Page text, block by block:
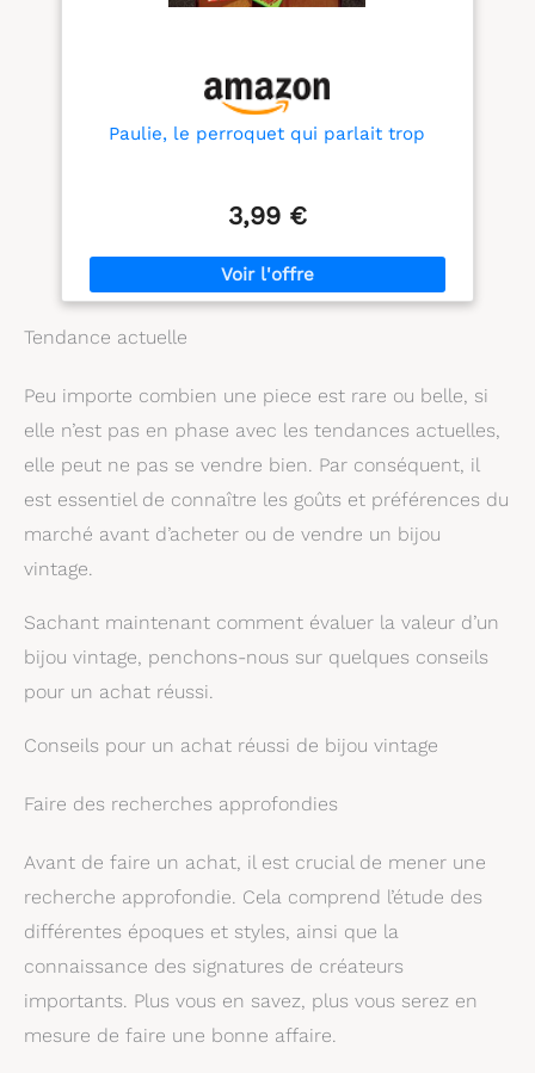
Paulie, le perroquet qui parlait trop
3,99 €
Tendance actuelle
Peu importe combien une piece est rare ou belle, si
elle n’est pas en phase avec les tendances actuelles,
elle peut ne pas se vendre bien. Par conséquent, il
est essentiel de connaître les goûts et préférences du
marché avant d’acheter ou de vendre un bijou
vintage.
Sachant maintenant comment évaluer la valeur d’un
bijou vintage, penchons-nous sur quelques conseils
pour un achat réussi.
Conseils pour un achat réussi de bijou vintage
Faire des recherches approfondies
Avant de faire un achat, il est crucial de mener une
recherche approfondie. Cela comprend l’étude des
différentes époques et styles, ainsi que la
connaissance des signatures de créateurs
importants. Plus vous en savez, plus vous serez en
mesure de faire une bonne affaire.